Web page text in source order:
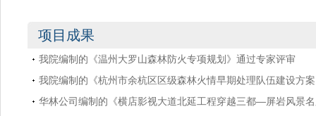
项目成果
我院编制的《温州大罗山森林防火专项规划》通过专家评审
我院编制的《杭州市余杭区区级森林火情早期处理队伍建设方
华林公司编制的《横店影视大道北延工程穿越三都—屏岩风景